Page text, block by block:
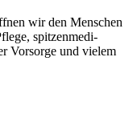
wir den Menschen
spitzen­medi­
Vorsorge und vielem